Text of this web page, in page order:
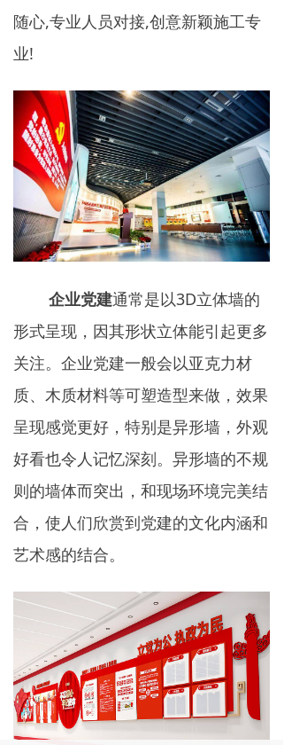
随心,专业人员对接,创意新颖施工专
业!
企业党建通常是以3D立体墙的
形式呈现，因其形状立体能引起更多
关注。企业党建一般会以亚克力材
质、木质材料等可塑造型来做，效果
呈现感觉更好，特别是异形墙，外观
好看也令人记忆深刻。异形墙的不规
则的墙体而突出，和现场环境完美结
合，使人们欣赏到党建的文化内涵和
艺术感的结合。